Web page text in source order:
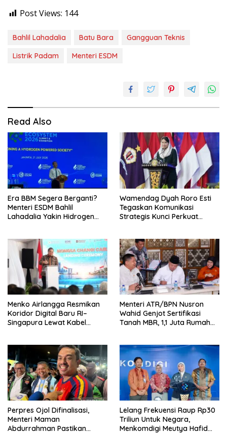
Post Views: 144
Bahlil Lahadalia Batu Bara
Gangguan Teknis
Listrik Padam
Menteri ESDM
Read Also
Era BBM Segera Berganti?
Menteri ESDM Bahlil
Lahadalia Yakin Hidrogen
Wamendag Dyah Roro Esti
Tegaskan Komunikasi
Strategis Kunci Perkuat
Menko Airlangga Resmikan
Koridor Digital Baru RI–
Singapura Lewat Kabel
Menteri ATR/BPN Nusron
Wahid Genjot Sertifikasi
Tanah MBR, 1,1 Juta Rumah
Perpres Ojol Difinalisasi,
Menteri Maman
Abdurrahman Pastikan
Lelang Frekuensi Raup Rp30
Triliun Untuk Negara,
Menkomdigi Meutya Hafid